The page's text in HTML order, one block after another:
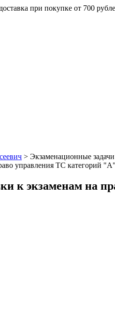
при покупке от 700
> Экзаменационные
к экзаменам